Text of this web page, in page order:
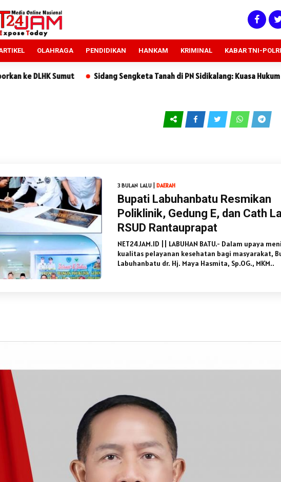
OLAHRAGA PENDIDIKAN HANKAM KRIMINAL KABAR TNI-POLRI
Sumut Sidang Sengketa Tanah di PN Sidikalang: Kuasa Hukum
3 BULAN LALU | DAERAH
Bupati Labuhanbatu Resmikan
Poliklinik, Gedung E, dan Cath
RSUD Rantauprapat
NET24JAM.ID || LABUHAN BATU.- Dalam upaya
kualitas pelayanan kesehatan bagi masyarakat,
Labuhanbatu dr. Hj. Maya Hasmita, Sp.OG., MKM..